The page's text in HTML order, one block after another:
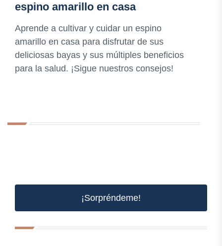
espino amarillo en casa
Aprende a cultivar y cuidar un espino
amarillo en casa para disfrutar de sus
deliciosas bayas y sus múltiples beneficios
para la salud. ¡Sigue nuestros consejos!
¡Sorpréndeme!